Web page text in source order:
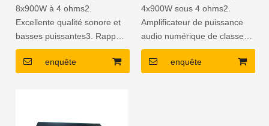
W
8x900W à 4 ohms2.
Excellente qualité sonore et
basses puissantes3. Rapport
qualité / prix élevé et
fiabilité4. Conçu pour
enquête
4x900W sous 4 ohms2.
Amplificateur de puissance
audio numérique de classe
D3. Portable léger4. fournir 2
ans de garantie
enquête